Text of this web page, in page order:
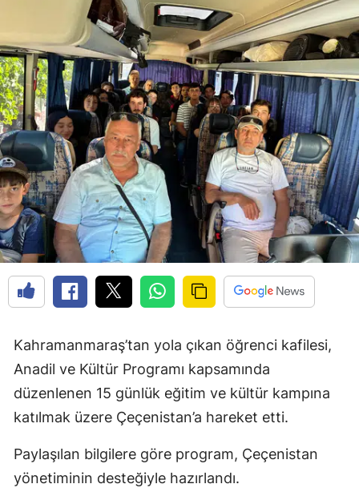
Kahramanmaraş’tan yola çıkan öğrenci kafilesi,
Anadil ve Kültür Programı kapsamında
düzenlenen 15 günlük eğitim ve kültür kampına
katılmak üzere Çeçenistan’a hareket etti.
Paylaşılan bilgilere göre program, Çeçenistan
yönetiminin desteğiyle hazırlandı.